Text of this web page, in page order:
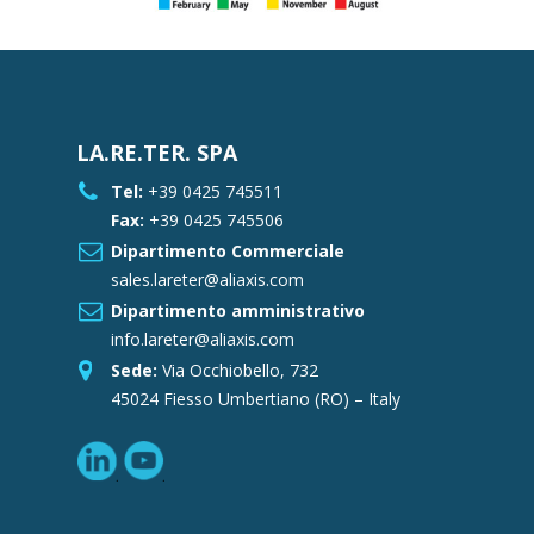
LA.RE.TER. SPA
Tel: +39 0425 745511
Fax: +39 0425 745506
Dipartimento Commerciale
sales.lareter@aliaxis.com
Dipartimento amministrativo
info.lareter@aliaxis.com
Sede: Via Occhiobello, 732
45024 Fiesso Umbertiano (RO) – Italy